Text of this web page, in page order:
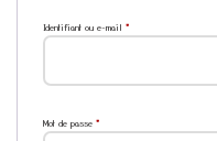
Identifiant ou e-mail *
Mot de passe *